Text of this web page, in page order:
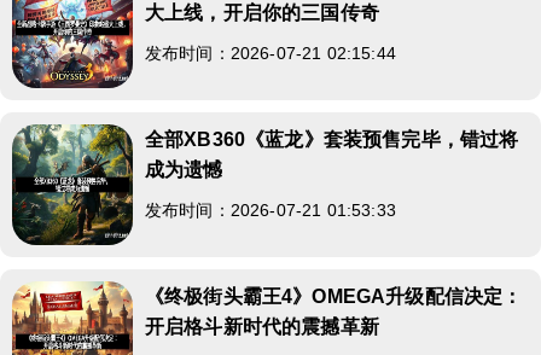
大上线，开启你的三国传奇
发布时间：2026-07-21 02:15:44
全部XB360《蓝龙》套装预售完毕，错过将
成为遗憾
发布时间：2026-07-21 01:53:33
《终极街头霸王4》OMEGA升级配信决定：
开启格斗新时代的震撼革新